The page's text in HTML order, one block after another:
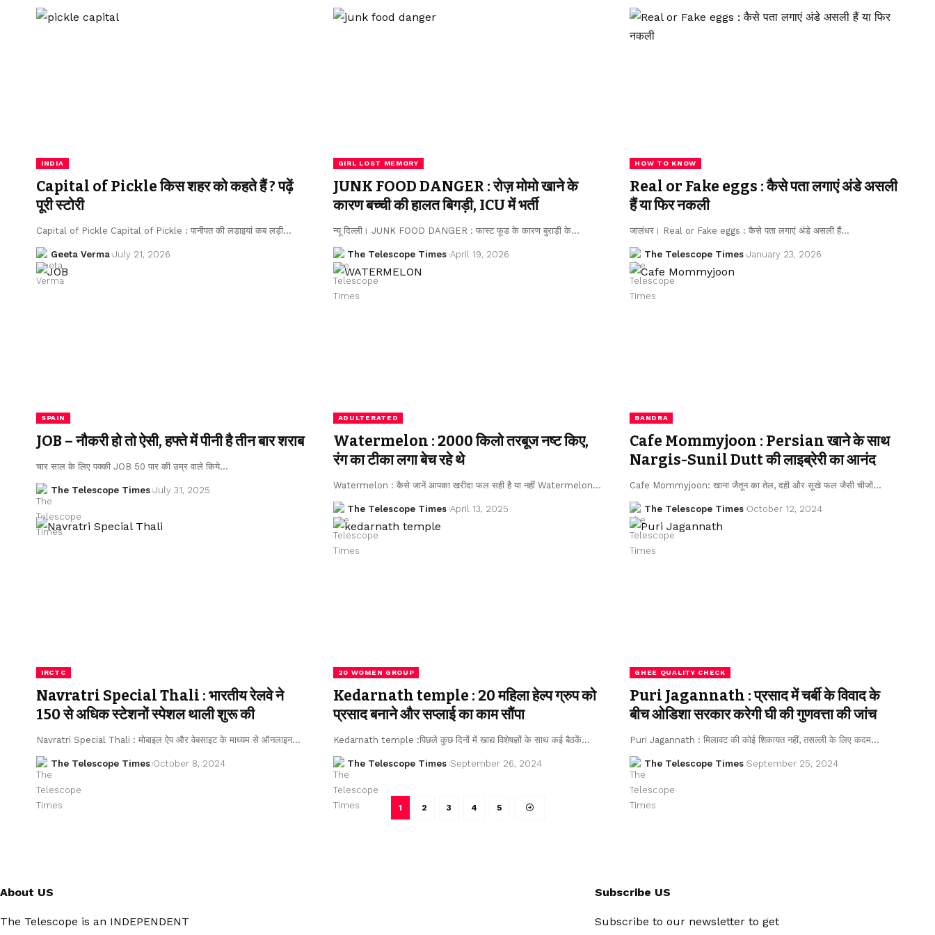
INDIA
Capital of Pickle किस शहर को कहते हैं ? पढ़ें
पूरी स्टोरी
Capital of Pickle Capital of Pickle : पानीपत की लड़ाइयां कब लड़ी…
Geeta Verma July 21, 2026
GIRL LOST MEMORY
JUNK FOOD DANGER : रोज़ मोमो खाने के
कारण बच्ची की हालत बिगड़ी, ICU में भर्ती
न्यू दिल्ली। JUNK FOOD DANGER : फास्ट फूड के कारण बुराड़ी के…
The Telescope Times April 19, 2026
HOW TO KNOW
Real or Fake eggs : कैसे पता लगाएं अंडे असली
हैं या फिर नकली
जालंधर। Real or Fake eggs : कैसे पता लगाएं अंडे असली हैं…
The Telescope Times January 23, 2026
SPAIN
JOB – नौकरी हो तो ऐसी, हफ्ते में पीनी है तीन बार शराब
चार साल के लिए पक्की JOB 50 पार की उम्र वाले किये…
The Telescope Times July 31, 2025
ADULTERATED
Watermelon : 2000 किलो तरबूज नष्ट किए,
रंग का टीका लगा बेच रहे थे
Watermelon : कैसे जानें आपका खरीदा फल सही है या नहीं Watermelon…
The Telescope Times April 13, 2025
BANDRA
Cafe Mommyjoon : Persian खाने के साथ
Nargis-Sunil Dutt की लाइब्रेरी का आनंद
Cafe Mommyjoon: खाना जैतून का तेल, दही और सूखे फल जैसी चीजों…
The Telescope Times October 12, 2024
IRCTC
Navratri Special Thali : भारतीय रेलवे ने
150 से अधिक स्टेशनों स्पेशल थाली शुरू की
Navratri Special Thali : मोबाइल ऐप और वेबसाइट के माध्यम से ऑनलाइन…
The Telescope Times October 8, 2024
20 WOMEN GROUP
Kedarnath temple : 20 महिला हेल्प ग्रुप को
प्रसाद बनाने और सप्लाई का काम सौंपा
Kedarnath temple :पिछले कुछ दिनों में खाद्य विशेषज्ञों के साथ कई बैठकें…
The Telescope Times September 26, 2024
GHEE QUALITY CHECK
Puri Jagannath : प्रसाद में चर्बी के विवाद के
बीच ओडिशा सरकार करेगी घी की गुणवत्ता की जांच
Puri Jagannath : मिलावट की कोई शिकायत नहीं, तसल्ली के लिए कदम…
The Telescope Times September 25, 2024
1 2 3 4 5
About US
The Telescope is an INDEPENDENT
Subscribe US
Subscribe to our newsletter to get